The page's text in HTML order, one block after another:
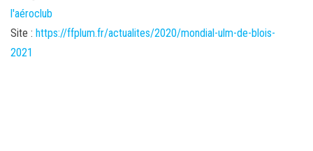
l'aéroclub
Site : https://ffplum.fr/actualites/2020/mondial-ulm-de-blois-
2021